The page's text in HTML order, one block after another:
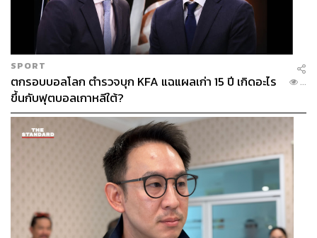
SPORT
ตกรอบบอลโลก ตำรวจบุก KFA แฉแผลเก่า 15 ปี เกิดอะไร
ขึ้นกับฟุตบอลเกาหลีใต้?
...